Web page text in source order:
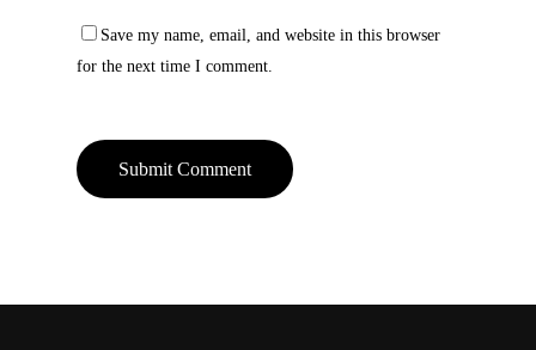
Save my name, email, and website in this browser
for the next time I comment.